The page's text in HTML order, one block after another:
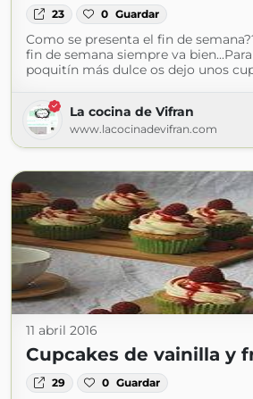
23 0 Guardar
Como se presenta el fin de
fin de semana siempre va
poquitín más dulce os dejo unos
La cocina de Vifran
www.lacocinadevifran.com
11 abril 2016
Cupcakes de vainilla y
29 0 Guardar